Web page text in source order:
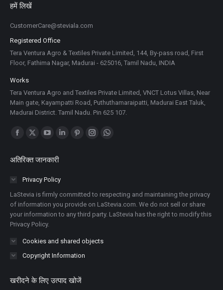
हमें लिखें
CustomerCare@steviala.com
Registered Office
Tera Ventura Agro & Textiles Private Limited, 144, By-pass road, First
Floor, Fathima Nagar, Madurai - 625016, Tamil Nadu, INDIA
Works
Tera Ventura Agro and Textiles Private Limited, VNCT Lotus Villas, Near
Main gate, Kayampatti Road, Puthuthamaraipatti, Madurai East Taluk,
Madurai District. Tamil Nadu. Pin 625 107.
Find us on:
नई
विंडो
खुलता
है
नई
विंडो
खुलता
है
नई
विंडो
खुलता
है
Linkedin
खुलता
है
Pinterest
खुलता
है
Instagram
खुलता
है
Whatsapp
खुलता
है
अतिरिक्त जानकारी
Privacy Policy
LaStevia is firmly committed to respecting and maintaining the privacy
of information you provide on LaStevia.com. We do not sell or share
your information to any third party. LaStevia has the right to modify this
Privacy Policy.
Cookies and shared objects
Copyright Information
खरीदने के लिए उत्पाद खोजें